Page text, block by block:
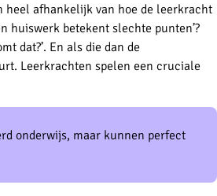
heel afhankelijk van hoe de leerkracht
huiswerk betekent slechte punten’?
dat?’. En als die dan de
Leerkrachten spelen een cruciale
onderwijs, maar kunnen perfect